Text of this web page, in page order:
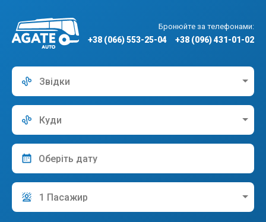
Бронюйте за телефонами:
+38 (066) 553-25-04 +38 (096) 431-01-02
Звідки
Куди
1 Пасажир